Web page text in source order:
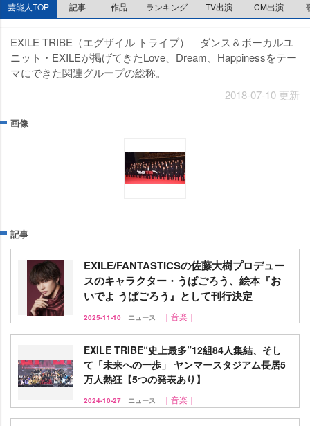
芸能人TOP 記事 作品 ランキング TV出演 CM出演
EXILE TRIBE（エグザイル トライブ） ダンス＆ボーカルユ
ニット・EXILEが掲げてきたLove、Dream、Happinessをテー
マにできた関連グループの総称。
2018-07-10 更新
画像
記事
EXILE/FANTASTICSの佐藤大樹プロデュー
スのキャラクター・うぱごろう、絵本『お
いでよ うぱごろう』として刊行決定
2025-11-10 ニュース ｜音楽｜
EXILE TRIBE“史上最多”12組84人集結、そし
て「未来への一歩」 ヤンマースタジアム長居5
万人熱狂【5つの発表あり】
2024-10-27 ニュース ｜音楽｜